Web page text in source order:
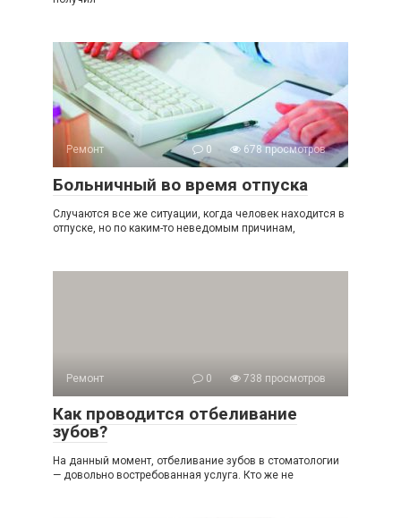
Ремонт 0 678 просмотров
Больничный во время отпуска
Случаются все же ситуации, когда человек находится в
отпуске, но по каким-то неведомым причинам,
Ремонт 0 738 просмотров
Как проводится отбеливание
зубов?
На данный момент, отбеливание зубов в стоматологии
— довольно востребованная услуга. Кто же не